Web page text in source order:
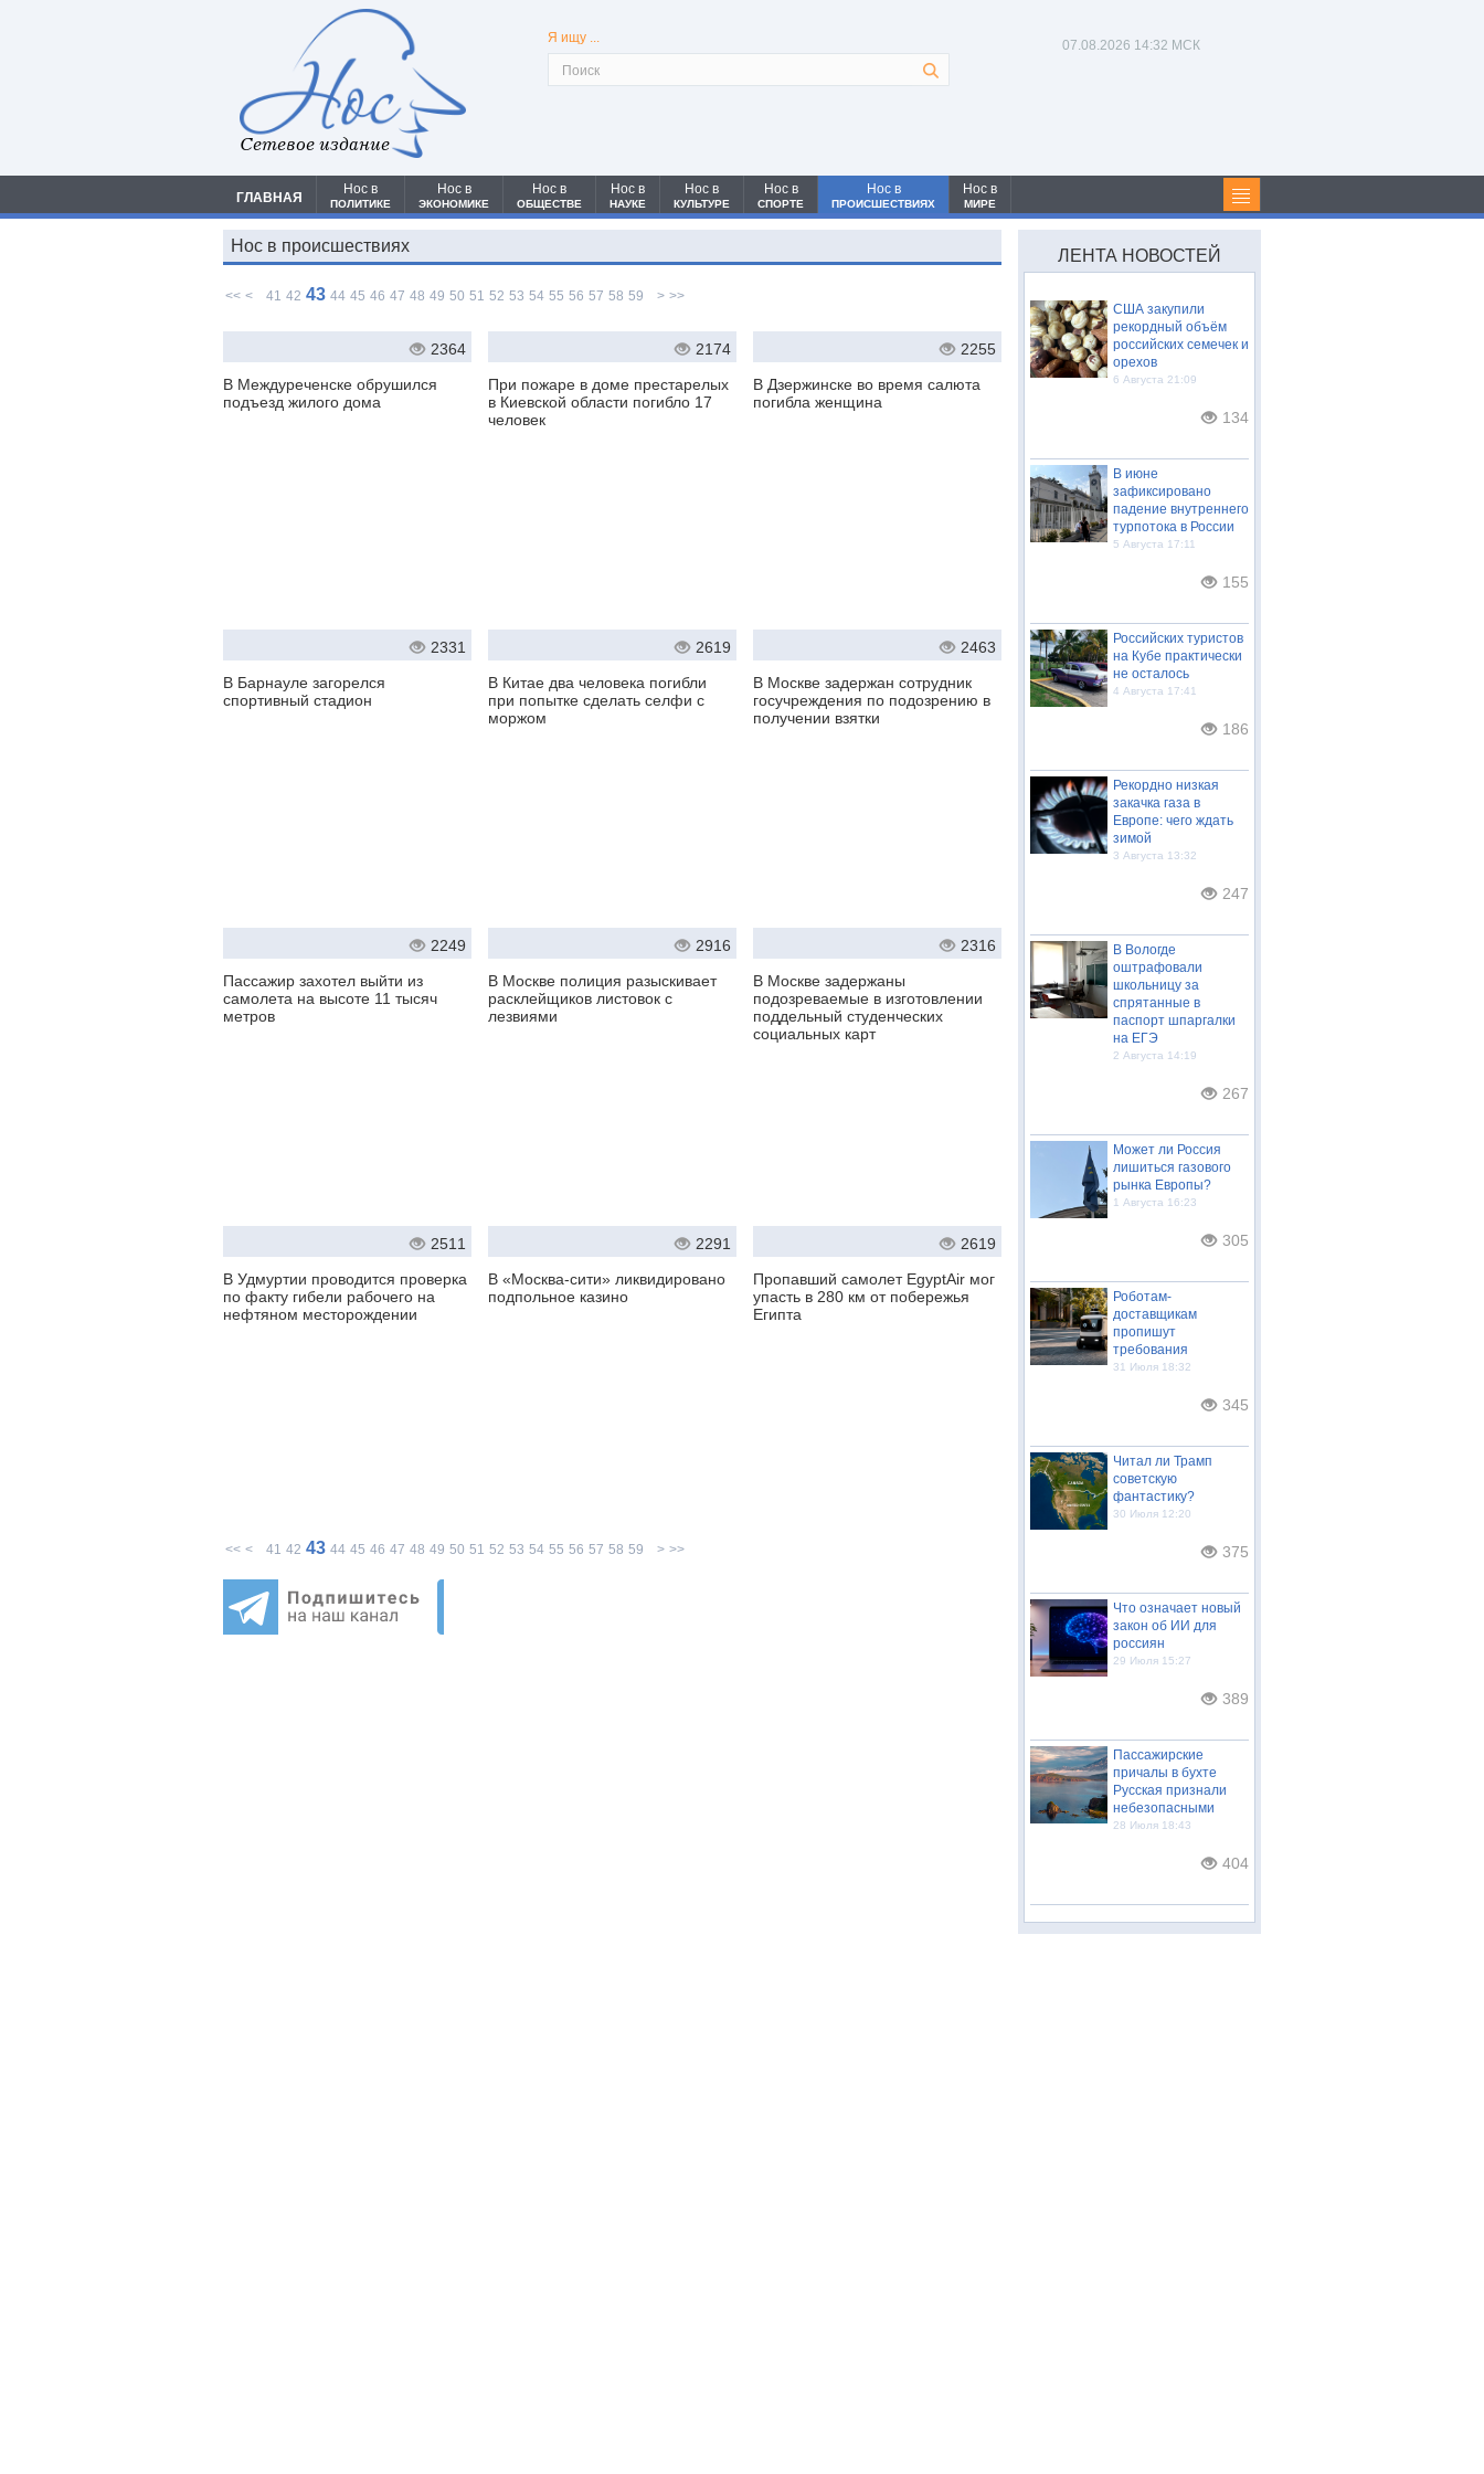
Сетевое издание
Я ищу ... 07.08.2026 14:32 МСК
ГЛАВНАЯ
Нос в
ПОЛИТИКЕ
Нос в
ЭКОНОМИКЕ
Нос в
ОБЩЕСТВЕ
Нос в
НАУКЕ
Нос в
КУЛЬТУРЕ
Нос в
СПОРТЕ
Нос в
ПРОИСШЕСТВИЯХ
Нос в
МИРЕ
Нос в происшествиях
<< < 41 42 43 44 45 46 47 48 49 50 51 52 53 54 55 56 57 58 59 > >>
2364
В Междуреченске обрушился
подъезд жилого дома
2174
При пожаре в доме престарелых
в Киевской области погибло 17
человек
2255
В Дзержинске во время салюта
погибла женщина
2331
В Барнауле загорелся
спортивный стадион
2619
В Китае два человека погибли
при попытке сделать селфи с
моржом
2463
В Москве задержан сотрудник
госучреждения по подозрению в
получении взятки
2249
Пассажир захотел выйти из
самолета на высоте 11 тысяч
метров
2916
В Москве полиция разыскивает
расклейщиков листовок с
лезвиями
2316
В Москве задержаны
подозреваемые в изготовлении
поддельный студенческих
социальных карт
2511
В Удмуртии проводится проверка
по факту гибели рабочего на
нефтяном месторождении
2291
В «Москва-сити» ликвидировано
подпольное казино
2619
Пропавший самолет EgyptAir мог
упасть в 280 км от побережья
Египта
<< < 41 42 43 44 45 46 47 48 49 50 51 52 53 54 55 56 57 58 59 > >>
ЛЕНТА НОВОСТЕЙ
США закупили
рекордный объём
российских семечек и
орехов
6 Августа 21:09
134
В июне
зафиксировано
падение внутреннего
турпотока в России
5 Августа 17:11
155
Российских туристов
на Кубе практически
не осталось
4 Августа 17:41
186
Рекордно низкая
закачка газа в
Европе: чего ждать
зимой
3 Августа 13:32
247
В Вологде
оштрафовали
школьницу за
спрятанные в
паспорт шпаргалки
на ЕГЭ
2 Августа 14:19
267
Может ли Россия
лишиться газового
рынка Европы?
1 Августа 16:23
305
Роботам-
доставщикам
пропишут
требования
31 Июля 18:32
345
Читал ли Трамп
советскую
фантастику?
30 Июля 12:20
375
Что означает новый
закон об ИИ для
россиян
29 Июля 15:27
389
Пассажирские
причалы в бухте
Русская признали
небезопасными
28 Июля 18:43
404